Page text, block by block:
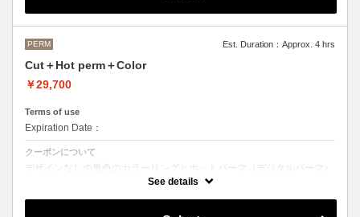
PERM Est. Duration：Approx. 4 hrs
Cut＋Hot perm＋Color
￥29,700
Terms of use
Expiration Date：
クーポンについて
デザインなしの単色のカラーリングとホットパーマ（デジタルパーマ）
See details